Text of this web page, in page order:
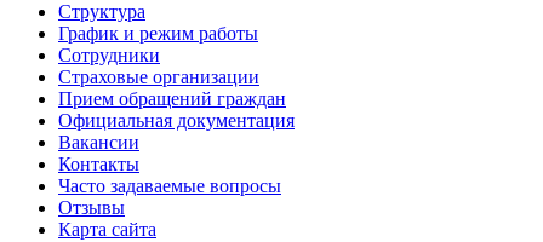
Структура
График и режим работы
Сотрудники
Страховые организации
Прием обращений граждан
Официальная документация
Вакансии
Контакты
Часто задаваемые вопросы
Отзывы
Карта сайта